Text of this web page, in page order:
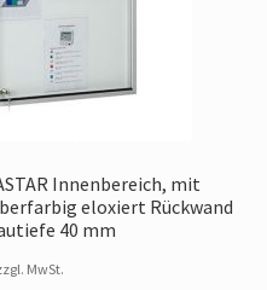
Innenbereich, mit
eloxiert Rückwand
40 mm
MwSt.